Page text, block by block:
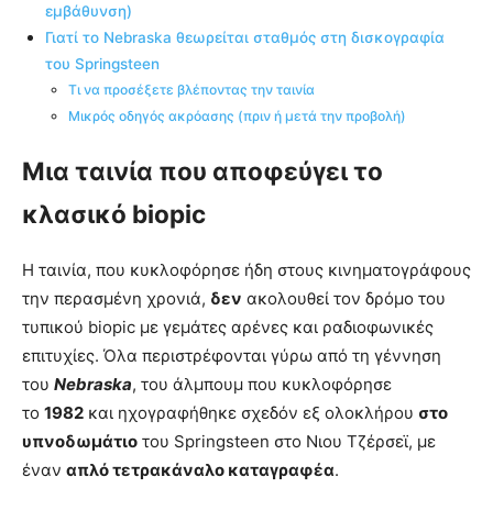
εμβάθυνση)
Γιατί το Nebraska θεωρείται σταθμός στη δισκογραφία
του Springsteen
Τι να προσέξετε βλέποντας την ταινία
Μικρός οδηγός ακρόασης (πριν ή μετά την προβολή)
Μια ταινία που αποφεύγει το
κλασικό biopic
Η ταινία, που κυκλοφόρησε ήδη στους κινηματογράφους
την περασμένη χρονιά, δεν ακολουθεί τον δρόμο του
τυπικού biopic με γεμάτες αρένες και ραδιοφωνικές
επιτυχίες. Όλα περιστρέφονται γύρω από τη γέννηση
του Nebraska, του άλμπουμ που κυκλοφόρησε
το 1982 και ηχογραφήθηκε σχεδόν εξ ολοκλήρου στο
υπνοδωμάτιο του Springsteen στο Νιου Τζέρσεϊ, με
έναν απλό τετρακάναλο καταγραφέα.